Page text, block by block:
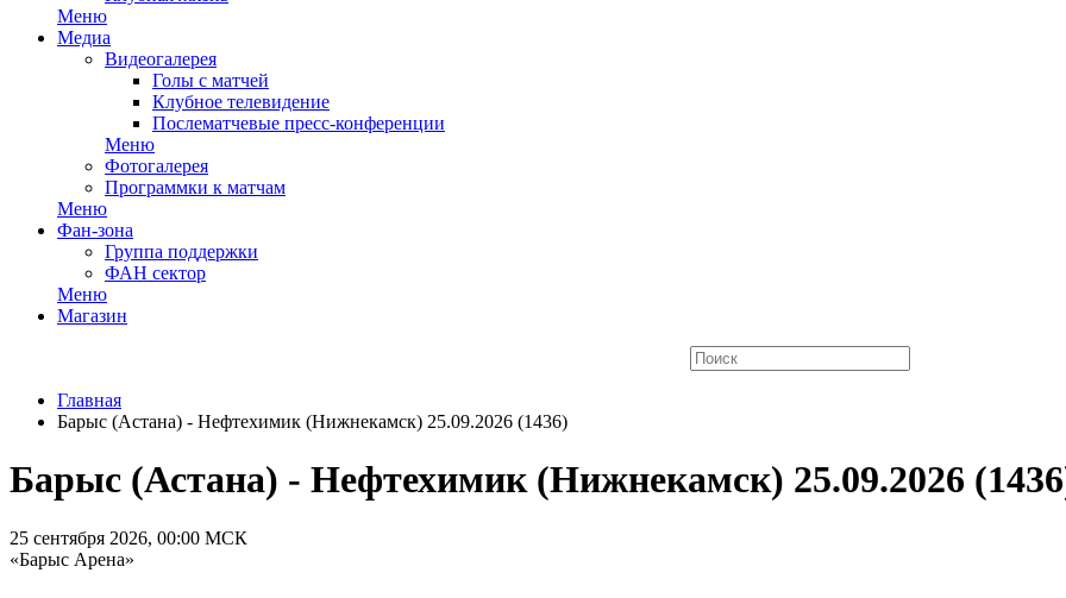
Меню
Медиа
Видеогалерея
Голы с матчей
Клубное телевидение
Послематчевые пресс-конференции
Меню
Фотогалерея
Программки к матчам
Меню
Фан-зона
Группа поддержки
ФАН сектор
Меню
Магазин
Главная
Барыс (Астана) - Нефтехимик (Нижнекамск) 25.09.2026 (1436)
Барыс (Астана) - Нефтехимик (Нижнекамск) 25.09.2026
25 сентября 2026, 00:00 МСК
«Барыс Арена»